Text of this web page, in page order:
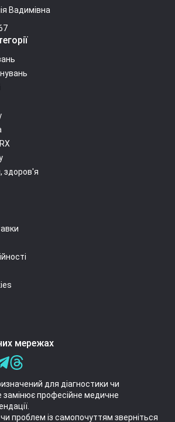
Вадимівна
здоров'я
мережах
для діагностики чи
замінює професійне медичне
проблем із самопочуттям зверніться